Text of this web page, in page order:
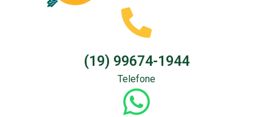
(19) 99674-1944
Telefone